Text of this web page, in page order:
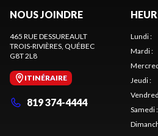
NOUS JOINDRE
465 RUE DESSUREAULT
TROIS-RIVIÈRES , QUÉBEC
G8T 2L8
ITINÉRAIRE
819 374-4444
Lundi:
Mardi:
Jeudi:
Samedi: